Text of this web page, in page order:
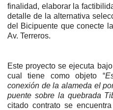
finalidad, elaborar la
detalle de la alternativa
del Bicipuente que conecte
Av. Terreros.
Este proyecto se ejecuta
cual tiene como objeto “
conexión de la alameda el
puente sobre la quebrada
citado contrato se